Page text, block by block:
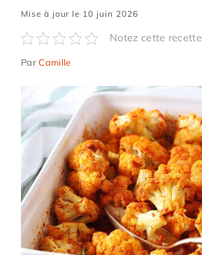
Mise à jour le 10 juin 2026
Notez cette recette
ParCamille